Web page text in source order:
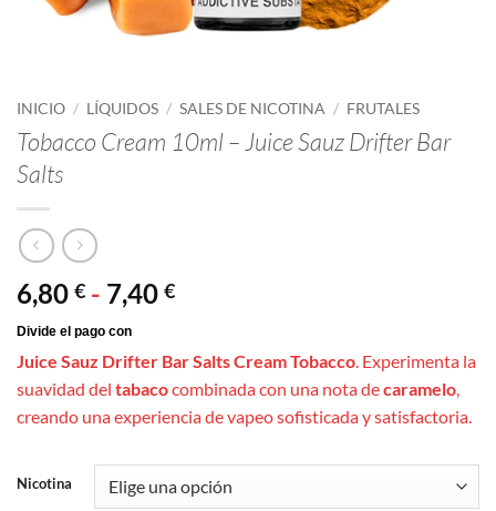
INICIO / LÍQUIDOS / SALES DE NICOTINA / FRUTALES
Tobacco Cream 10ml – Juice Sauz Drifter Bar
Salts
6,80 € - 7,40 €Rango
desde
6,80 €
hasta
Juice Sauz Drifter Bar Salts Cream Tobacco. Experimenta la
suavidad del tabacocombinada con una nota decaramelo,
creando una experiencia de vapeo sofisticada y satisfactoria.
Nicotina